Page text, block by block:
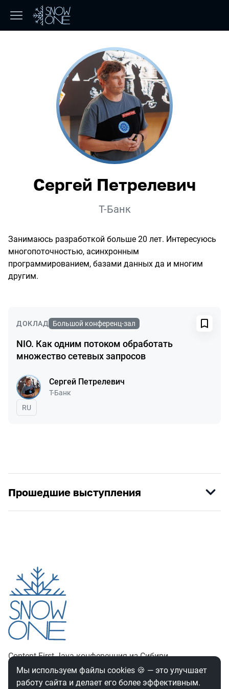
Сергей Петрелевич
Компания:
Т-Банк
Занимаюсь разработкой больше 20 лет. Интересуюсь
многопоточностью, асинхронным
программированием, базами данных да и многим
другим.
Выступления в сезоне 2026
ДОКЛАД Большой конференц-зал
NIO. Как одним потоком обработать
множество сетевых запросов
Сергей Петрелевич
Компания:
Т-Банк
На русском языке
RU
Прошедшие выступления
Content-First Java‑конференция из Сибири
НУЖНА ПОМОЩЬ?
Мы используем файлы cookies 🍪 — это улучшает
работу сайта и делает его более эффективным.